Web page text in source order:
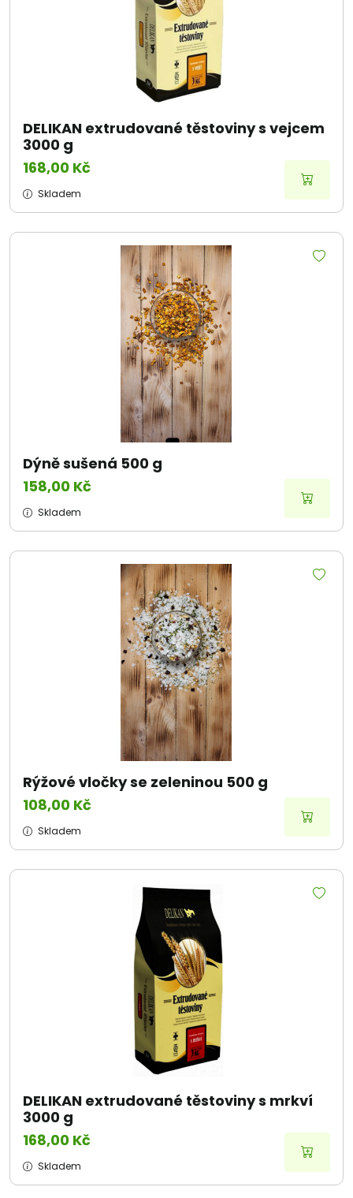
DELIKAN extrudované těstoviny s vejcem
3000 g
168,00 Kč
Skladem
Dýně sušená 500 g
158,00 Kč
Skladem
Rýžové vločky se zeleninou 500 g
108,00 Kč
Skladem
DELIKAN extrudované těstoviny s mrkví
3000 g
168,00 Kč
Skladem